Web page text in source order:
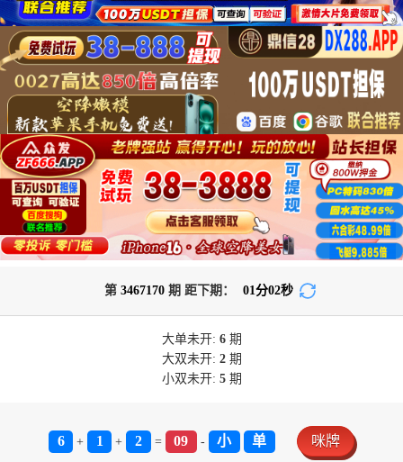
第 3467170期 距下期： 01 分01秒
大单未开: 6期
大双未开: 2期
小双未开: 5期
6 + 1 + 2 = 09 - 小 单 咪牌